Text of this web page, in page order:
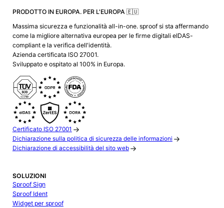
PRODOTTO IN EUROPA. PER L'EUROPA 🇪🇺
Massima sicurezza e funzionalità all-in-one. sproof si sta affermando
come la migliore alternativa europea per le firme digitali eIDAS-
compliant e la verifica dell'identità.
Azienda certificata ISO 27001.
Sviluppato e ospitato al 100% in Europa.
Certificato ISO 27001
Dichiarazione sulla politica di sicurezza delle informazioni
Dichiarazione di accessibilità del sito web
SOLUZIONI
Sproof Sign
Sproof Ident
Widget per sproof